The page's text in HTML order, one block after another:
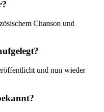
Chanson und
und nun wieder